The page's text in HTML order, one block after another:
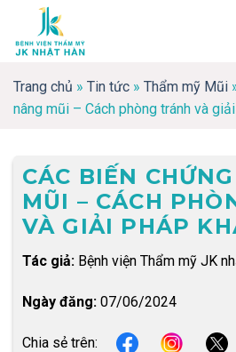
content
Trang chủ » Tin tức » Thẩm mỹ Mũi
nâng mũi – Cách phòng tránh và
CÁC BIẾN
MŨI – CÁCH
VÀ GIẢI PHÁP
Tác giả:Bệnh viện Thẩm mỹ JK
Ngày đăng:07/06/2024
Chia sẻ trên: